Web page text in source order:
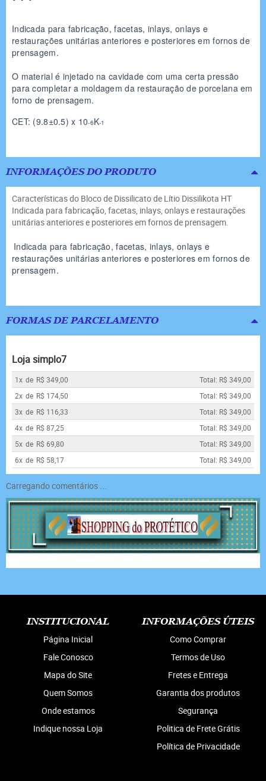
Indicada para fabricação, facetas, inlays, onlays e
restaurações unitárias anteriores e posteriores em fornos de
prensagem.
O material é injetado na cavidade com uma certa pressão
para completar a moldagem da restauração de porcelana em
forno de prensagem.
CET: (9.8±0.5) x 10-6K-1
INFORMAÇÕES DO PRODUTO
Características do Bloco de Dissilicato de Lítio Dissilikota HT
Indicada para fabricação, facetas, inlays, onlays e restaurações
unitárias anteriores e posteriores em fornos de prensagem.
Indicada para fabricação, facetas, inlays, onlays e
restaurações unitárias anteriores e posteriores em fornos de
prensagem.
FORMAS DE PARCELAMENTO
Loja simplo7
1x de R$ 349,00
Total: R$ 349,00
2x de R$ 174,50
Total: R$ 349,00
3x de R$ 116,33
Total: R$ 349,00
4x de R$ 87,25
Total: R$ 349,00
5x de R$ 69,80
Total: R$ 349,00
6x de R$ 58,17 Total: R$ 349,00
Carregando comentários ...
INSTITUCIONAL
Página Inicial
Fale Conosco
Mapa do Site
Quem Somos
Onde estamos
Indique nossa Loja
INFORMAÇÕES ÚTEIS
Como Comprar
Termos de Uso
Fretes e Entrega
Garantia dos produtos
Segurança
Politica de Frete Grátis
Política de Privacidade